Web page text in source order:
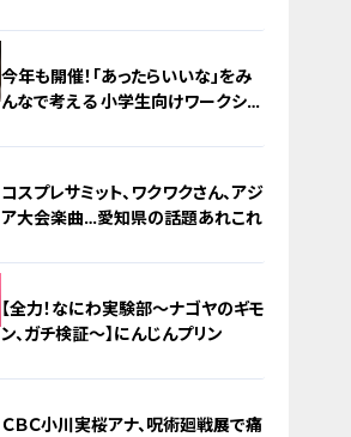
今年も開催！「あったらいいな」をみ
んなで考える 小学生向けワークショ
コスプレサミット、ワクワクさん、アジ
ア大会楽曲…愛知県の話題あれこれ
【全力！なにわ実験部～ナゴヤのギモ
ン、ガチ検証～】にんじんプリン
ＣＢＣ小川実桜アナ、呪術廻戦展で痛